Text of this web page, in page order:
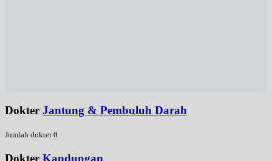
Dokter Jantung & Pembuluh Darah
Jumlah dokter 0
Dokter Kandungan